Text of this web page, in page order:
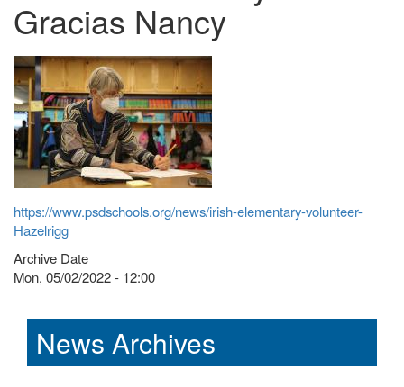
Gracias Nancy
https://www.psdschools.org/news/irish-elementary-volunteer-
Hazelrigg
Archive Date
Mon, 05/02/2022 - 12:00
News Archives